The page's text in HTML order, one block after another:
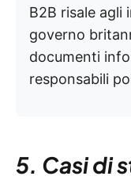
B2B risale agli
governo
documenti
responsabili
5. Casi di